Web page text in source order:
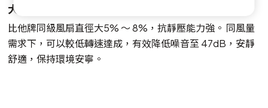
大直徑5 5 0 m m 軸流扇( 以7 . 1 K W 為例)
比他牌同級風扇直徑大5% ～ 8%，抗靜壓能力強。 同風量
需求下，可以較低轉速達成，有效降低噪音至 47dB，安靜
舒適，保持環境安寧。